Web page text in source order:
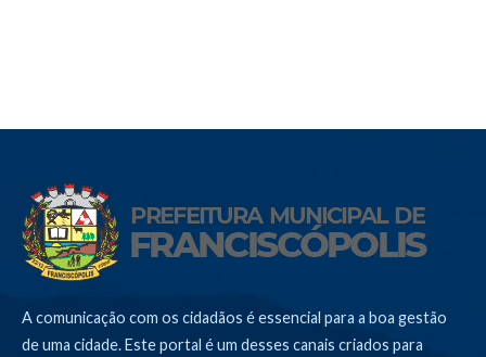
A comunicação com os cidadãos é essencial para a boa gestão
de uma cidade. Este portal é um desses canais criados para